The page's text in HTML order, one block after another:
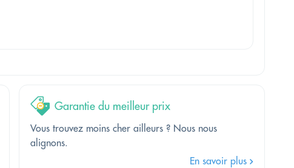
Garantie du meilleur prix
Vous trouvez moins cher ailleurs ? Nous nous
alignons.
En savoir plus